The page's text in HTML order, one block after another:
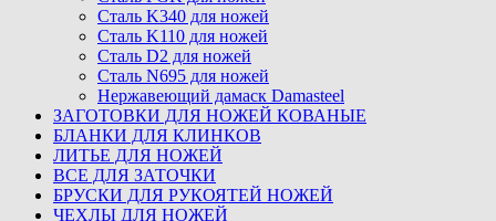
Сталь K340 для ножей
Сталь K110 для ножей
Сталь D2 для ножей
Сталь N695 для ножей
Нержавеющий дамаск Damasteel
ЗАГОТОВКИ ДЛЯ НОЖЕЙ КОВАНЫЕ
БЛАНКИ ДЛЯ КЛИНКОВ
ЛИТЬЕ ДЛЯ НОЖЕЙ
ВСЕ ДЛЯ ЗАТОЧКИ
БРУСКИ ДЛЯ РУКОЯТЕЙ НОЖЕЙ
ЧЕХЛЫ ДЛЯ НОЖЕЙ